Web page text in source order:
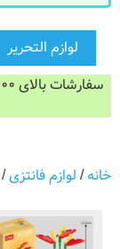
لوازم التحریر
خانه/ لوازم فانتزی